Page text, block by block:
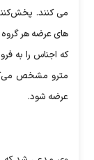
می کنند.
های عرضه هر گروه
که اجناس را به
مترو مشخص
عرضه شود.